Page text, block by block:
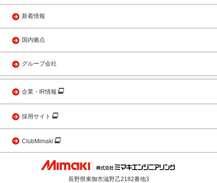
新着情報
国内拠点
グループ会社
企業・IR情報
採用サイト
ClubMimaki
長野県東御市滋野乙2182番地3